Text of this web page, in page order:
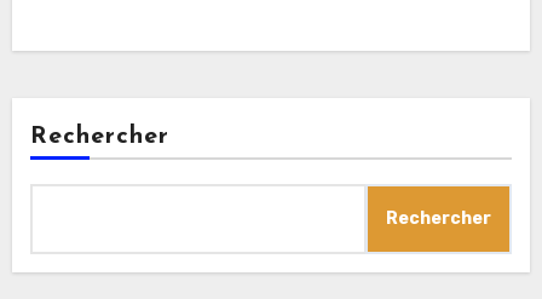
Rechercher
Rechercher